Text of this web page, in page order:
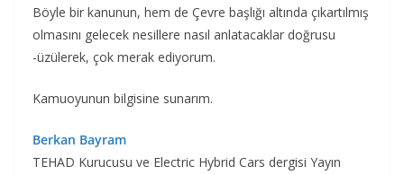
Böyle bir kanunun, hem de Çevre başlığı altında çıkartılmış
olmasını gelecek nesillere nasıl anlatacaklar doğrusu
-üzülerek, çok merak ediyorum.
Kamuoyunun bilgisine sunarım.
Berkan Bayram
TEHAD Kurucusu ve Electric Hybrid Cars dergisi Yayın